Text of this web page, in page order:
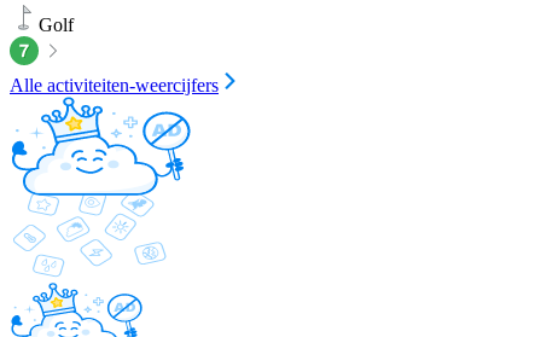
Golf
Alle activiteiten-weercijfers